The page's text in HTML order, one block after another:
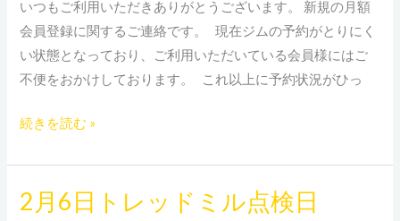
いつもご利用いただきありがとうございます。 新規の月額
会員登録に関するご連絡です。 現在ジムの予約がとりにく
い状態となっており、ご利用いただいている会員様にはご
不便をおかけしております。 これ以上に予約状況がひっ
せ
い
だ
続きを読む »
2月6日トレッドミル点検日
2